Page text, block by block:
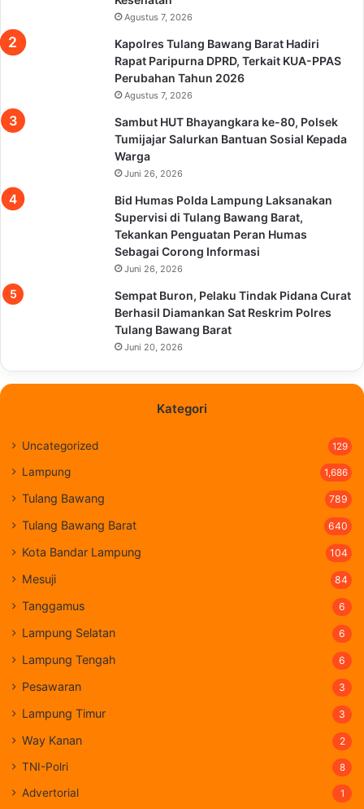
Agustus 7, 2026
Kapolres Tulang Bawang Barat Hadiri
Rapat Paripurna DPRD, Terkait KUA-PPAS
Perubahan Tahun 2026
Agustus 7, 2026
Sambut HUT Bhayangkara ke-80, Polsek
Tumijajar Salurkan Bantuan Sosial Kepada
Warga
Juni 26, 2026
Bid Humas Polda Lampung Laksanakan
Supervisi di Tulang Bawang Barat,
Tekankan Penguatan Peran Humas
Sebagai Corong Informasi
Juni 26, 2026
Sempat Buron, Pelaku Tindak Pidana Curat
Berhasil Diamankan Sat Reskrim Polres
Tulang Bawang Barat
Juni 20, 2026
Kategori
Uncategorized 129
Lampung 1,686
Tulang Bawang 789
Tulang Bawang Barat 640
Kota Bandar Lampung 104
Mesuji 84
Tanggamus 6
Lampung Selatan 6
Lampung Tengah 6
Pesawaran 3
Lampung Timur 3
Way Kanan 2
TNI-Polri 8
Advertorial 1